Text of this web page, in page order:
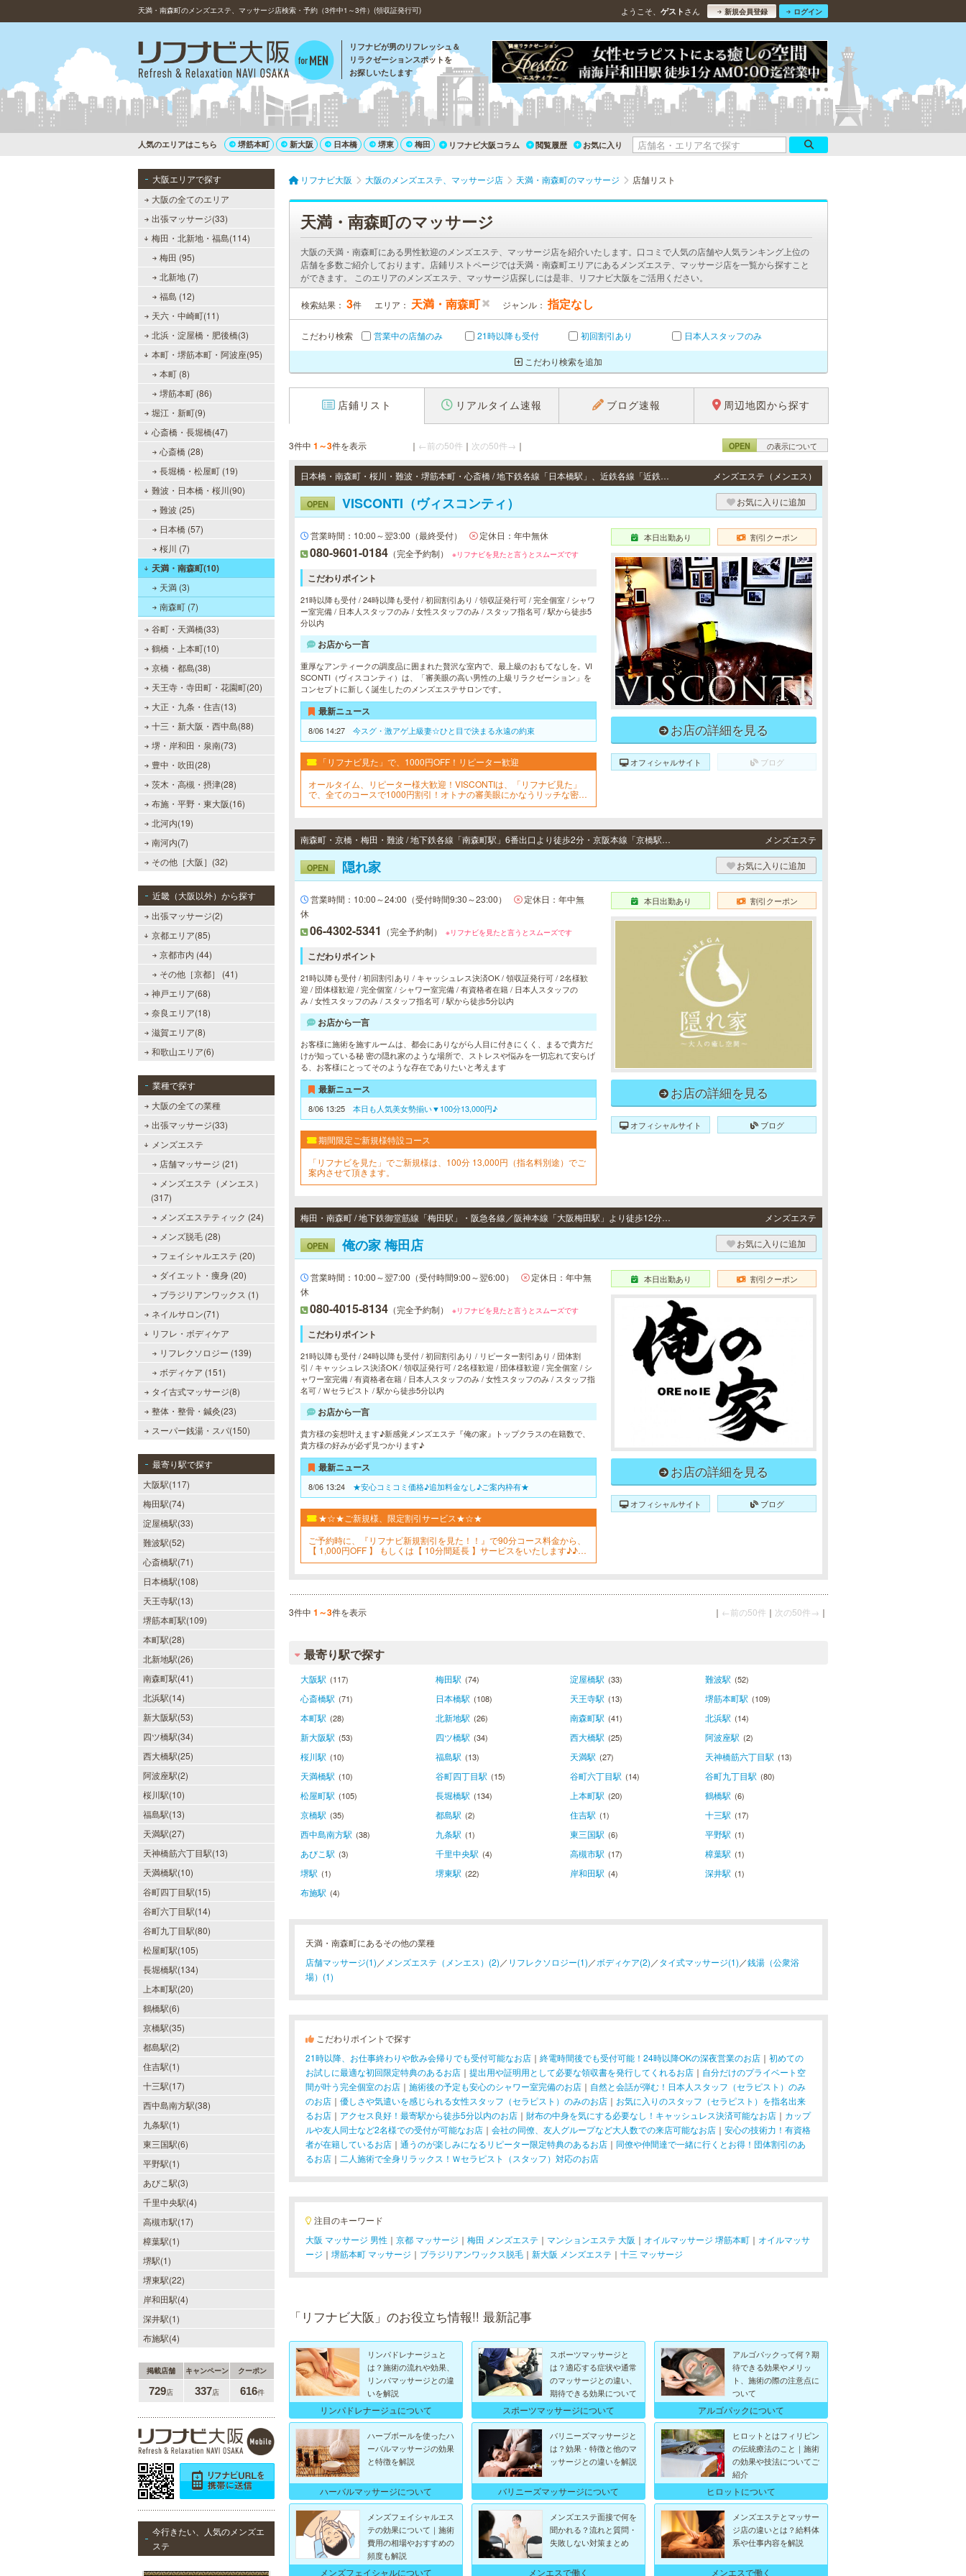
天満・南森町のメンズエステ、マッサージ店検索・予約（3件中1～3件）(領収証発行可) ようこそ、 ゲスト さん 新規会員登録 ログイン
リフナビが男のリフレッシュ＆
リラクゼーションスポットを
お探しいたします
人気のエリアはこちら 堺筋本町 新大阪 日本橋 堺東 梅田 リフナビ大阪コラム 閲覧履歴 お気に入り
大阪エリアで探す
大阪の全てのエリア
出張マッサージ(33)
梅田・北新地・福島(114)
梅田 (95)
北新地 (7)
福島 (12)
天六・中崎町(11)
北浜・淀屋橋・肥後橋(3)
本町・堺筋本町・阿波座(95)
本町 (8)
堺筋本町 (86)
堀江・新町(9)
心斎橋・長堀橋(47)
心斎橋 (28)
長堀橋・松屋町 (19)
難波・日本橋・桜川(90)
難波 (25)
日本橋 (57)
桜川 (7)
天満・南森町(10)
天満 (3)
南森町 (7)
谷町・天満橋(33)
鶴橋・上本町(10)
京橋・都島(38)
天王寺・寺田町・花園町(20)
大正・九条・住吉(13)
十三・新大阪・西中島(88)
堺・岸和田・泉南(73)
豊中・吹田(28)
茨木・高槻・摂津(28)
布施・平野・東大阪(16)
北河内(19)
南河内(7)
その他［大阪］(32)
近畿（大阪以外）から探す
出張マッサージ(2)
京都エリア(85)
京都市内 (44)
その他［京都］ (41)
神戸エリア(68)
奈良エリア(18)
滋賀エリア(8)
和歌山エリア(6)
業種で探す
大阪の全ての業種
出張マッサージ(33)
メンズエステ
店舗マッサージ (21)
メンズエステ（メンエス）
(317)
メンズエステティック (24)
メンズ脱毛 (28)
フェイシャルエステ (20)
ダイエット・痩身 (20)
ブラジリアンワックス (1)
ネイルサロン(71)
リフレ・ボディケア
リフレクソロジー (139)
ボディケア (151)
タイ古式マッサージ(8)
整体・整骨・鍼灸(23)
スーパー銭湯・スパ(150)
最寄り駅で探す
大阪駅(117)
梅田駅(74)
淀屋橋駅(33)
難波駅(52)
心斎橋駅(71)
日本橋駅(108)
天王寺駅(13)
堺筋本町駅(109)
本町駅(28)
北新地駅(26)
南森町駅(41)
北浜駅(14)
新大阪駅(53)
四ツ橋駅(34)
西大橋駅(25)
阿波座駅(2)
桜川駅(10)
福島駅(13)
天満駅(27)
天神橋筋六丁目駅(13)
天満橋駅(10)
谷町四丁目駅(15)
谷町六丁目駅(14)
谷町九丁目駅(80)
松屋町駅(105)
長堀橋駅(134)
上本町駅(20)
鶴橋駅(6)
京橋駅(35)
都島駅(2)
住吉駅(1)
十三駅(17)
西中島南方駅(38)
九条駅(1)
東三国駅(6)
平野駅(1)
あびこ駅(3)
千里中央駅(4)
高槻市駅(17)
樟葉駅(1)
堺駅(1)
堺東駅(22)
岸和田駅(4)
深井駅(1)
布施駅(4)
掲載店舗 キャンペーン クーポン
729店 337店 616件
今行きたい、人気のメンズエ
ステ
DAZZLE（ダズル）
新大阪駅東口徒歩１分！大阪のメン
エス業界の中でも最高クラスのクオ
リティ!!厳選に厳選を重ねたセラピ
ストが何度も何度もトレーニングを
受け実現しました。日々の疲れを解
きほぐす極上のお時間をご堪能くだ
さい。
ヒルガオ
れ、限られた時間の中で、時にプロ
フェッショナルに、時に恋人らしく
大人セラピストの魅力を存分に発揮
します。
僕のママスパ
癒しのお部屋で優しいママが、僕を
うにくつろいで、暖かな母の愛に包
まれて下さい。心身ともの安らぎと
最高の癒しが貴方を待っています。
sirena I（シレーナ）
可愛いが溢れる!!ふたりきりの空間
で厳選セラピストたちが貴方の日頃
の疲れを癒す。洗練の技術とおもて
なしで身も心も満たされる至福の時
間をお楽しみいただけます。
美魔女セラピー 梅田店
リフナビ大阪 大阪のメンズエステ、マッサージ店 天満・南森町のマッサージ 店舗リスト
天満・南森町のマッサージ
大阪の天満・南森町にある男性歓迎のメンズエステ、マッサージ店を紹介いたします。口コミで人気の店舗や人気ランキング上位の
店舗を多数ご紹介しております。店鋪リストページでは天満・南森町エリアにあるメンズエステ、マッサージ店を一覧から探すこと
ができます。 このエリアのメンズエステ、マッサージ店探しには是非、リフナビ大阪をご活用ください。
検索結果： 3件 エリア： 天満・南森町 ジャンル： 指定なし
こだわり検索 営業中の店舗のみ 21時以降も受付 初回割引あり 日本人スタッフのみ
こだわり検索を追加
店鋪リスト リアルタイム速報 ブログ速報 周辺地図から探す
3件中 1～3件を表示 ｜ ←前の50件 ｜ 次の50件→ ｜ OPEN の表示について
日本橋・南森町・桜川・難波・堺筋本町・心斎橋 / 地下鉄各線「日本橋駅」、近鉄各線「近鉄日本橋駅」7番出口より徒歩1分・JR東西線「大阪天満宮駅」より徒歩1分、地下鉄各線「南森町駅」より徒歩3分・地下鉄千日前線・阪神なんば線「桜川駅」より徒歩1分・地下鉄各線・近鉄各線「なんば駅」13番出口より徒歩1分、阪神なんば線「大阪難波駅」13番出口より徒歩1分、南海各線「難波駅」より徒歩4分・大阪メトロ（Osaka Metro）各線「堺筋本町駅」6番出口より徒歩2分・地下鉄各線「心斎橋駅」2番出口より徒歩4分、地下鉄各線「長堀橋駅」2A出口より徒歩4分 メンズエステ（メンエス）
OPEN VISCONTI（ヴィスコンティ） お気に入りに追加
営業時間：10:00～翌3:00（最終受付） 定休日：年中無休
080-9601-0184 （完全予約制） ※リフナビを見たと言うとスムーズです
こだわりポイント
21時以降も受付 / 24時以降も受付 / 初回割引あり / 領収証発行可 / 完全個室 / シャワ
ー室完備 / 日本人スタッフのみ / 女性スタッフのみ / スタッフ指名可 / 駅から徒歩5
分以内
お店から一言
重厚なアンティークの調度品に囲まれた贅沢な室内で、最上級のおもてなしを。VI
SCONTI（ヴィスコンティ）は、「審美眼の高い男性の上級リラクゼーション」を
コンセプトに新しく誕生したのメンズエステサロンです。
最新ニュース
8/06 14:27 今スグ・激アゲ上級妻☆ひと目で決まる永遠の約束
「リフナビ見た」で、1000円OFF！リピーター歓迎
オールタイム、リピーター様大歓迎！VISCONTIは、「リフナビ見た」
で、全てのコースで1000円割引！オトナの審美眼にかなうリッチな密会
のお部屋で、トップセラピストと過ごす最高の癒し。いままでと違った
本日出勤あり 割引クーポン
お店の詳細を見る
オフィシャルサイト ブログ
南森町・京橋・梅田・難波 / 地下鉄各線「南森町駅」6番出口より徒歩2分・京阪本線「京橋駅」京阪片町口より徒歩3分、地下鉄長堀鶴見緑地線「京橋駅」B1出口より徒歩3分、JR各線「京橋駅」北口より西へ徒歩3分・地下鉄谷町線「東梅田駅」より徒歩5分・地下鉄御堂筋線「なんば駅」5番出口より徒歩3分 メンズエステ
OPEN 隠れ家 お気に入りに追加
営業時間：10:00～24:00（受付時間9:30～23:00）
定休日：年中無
休
06-4302-5341 （完全予約制） ※リフナビを見たと言うとスムーズです
こだわりポイント
21時以降も受付 / 初回割引あり / キャッシュレス決済OK / 領収証発行可 / 2名様歓
迎 / 団体様歓迎 / 完全個室 / シャワー室完備 / 有資格者在籍 / 日本人スタッフの
み / 女性スタッフのみ / スタッフ指名可 / 駅から徒歩5分以内
お店から一言
お客様に施術を施すルームは、都会にありながら人目に付きにくく、まるで貴方だ
けが知っている秘 密の隠れ家のような場所で、ストレスや悩みを一切忘れて安らげ
る、お客様にとってそのような存在でありたいと考えます
最新ニュース
8/06 13:25 本日も人気美女勢揃い▼100分13,000円♪
期間限定ご新規様特設コース
「リフナビを見た」でご新規様は、100分 13,000円（指名料別途）でご
案内させて頂きます。
本日出勤あり 割引クーポン
お店の詳細を見る
オフィシャルサイト ブログ
梅田・南森町 / 地下鉄御堂筋線「梅田駅」・阪急各線／阪神本線「大阪梅田駅」より徒歩12分、地下鉄谷町線「東梅田駅」4番出口より徒歩10分、地下鉄各線「南森町駅」1番出口より徒歩10分 メンズエステ
OPEN 俺の家 梅田店 お気に入りに追加
営業時間：10:00～翌7:00（受付時間9:00～翌6:00）
定休日：年中無
休
080-4015-8134 （完全予約制） ※リフナビを見たと言うとスムーズです
こだわりポイント
21時以降も受付 / 24時以降も受付 / 初回割引あり / リピーター割引あり / 団体割
引 / キャッシュレス決済OK / 領収証発行可 / 2名様歓迎 / 団体様歓迎 / 完全個室 / シ
ャワー室完備 / 有資格者在籍 / 日本人スタッフのみ / 女性スタッフのみ / スタッフ指
名可 / Ｗセラピスト / 駅から徒歩5分以内
お店から一言
貴方様の妄想叶えます♪新感覚メンズエステ『俺の家』トップクラスの在籍数で、
貴方様の好みが必ず見つかります♪
最新ニュース
8/06 13:24 ★安心コミコミ価格♪追加料金なし♪ご案内枠有★
★☆★ご新規様、限定割引サービス★☆★
ご予約時に、『リフナビ新規割引を見た！！』で90分コース料金から、
【 1,000円OFF 】 もしくは【 10分間延長 】サービスをいたします♪♪是
非、この機会にご予約を、お待ちしております！！
本日出勤あり 割引クーポン
お店の詳細を見る
オフィシャルサイト ブログ
3件中 1～3件を表示 ｜ ←前の50件 ｜ 次の50件→ ｜
最寄り駅で探す
大阪駅 (117) 梅田駅 (74) 淀屋橋駅 (33) 難波駅 (52)
心斎橋駅 (71) 日本橋駅 (108) 天王寺駅 (13) 堺筋本町駅 (109)
本町駅 (28) 北新地駅 (26) 南森町駅 (41) 北浜駅 (14)
新大阪駅 (53) 四ツ橋駅 (34) 西大橋駅 (25) 阿波座駅 (2)
桜川駅 (10) 福島駅 (13) 天満駅 (27) 天神橋筋六丁目駅 (13)
天満橋駅 (10) 谷町四丁目駅 (15) 谷町六丁目駅 (14) 谷町九丁目駅 (80)
松屋町駅 (105) 長堀橋駅 (134) 上本町駅 (20) 鶴橋駅 (6)
京橋駅 (35) 都島駅 (2) 住吉駅 (1) 十三駅 (17)
西中島南方駅 (38) 九条駅 (1) 東三国駅 (6) 平野駅 (1)
あびこ駅 (3) 千里中央駅 (4) 高槻市駅 (17) 樟葉駅 (1)
堺駅 (1) 堺東駅 (22) 岸和田駅 (4) 深井駅 (1)
布施駅 (4)
天満・南森町にあるその他の業種
店舗マッサージ(1) ／ メンズエステ（メンエス）(2) ／ リフレクソロジー(1) ／ボディケア(2) ／タイ式マッサージ(1) ／銭湯（公衆浴
場）(1)
こだわりポイントで探す
21時以降、お仕事終わりや飲み会帰りでも受付可能なお店 ｜ 終電時間後でも受付可能！24時以降OKの深夜営業のお店 ｜ 初めての
お試しに最適な初回限定特典のあるお店 ｜ 提出用や証明用として必要な領収書を発行してくれるお店 ｜ 自分だけのプライベート空
間が叶う完全個室のお店 ｜ 施術後の予定も安心のシャワー室完備のお店 ｜ 自然と会話が弾む！日本人スタッフ（セラピスト）のみ
のお店 ｜ 優しさや気遣いを感じられる女性スタッフ（セラピスト）のみのお店 ｜ お気に入りのスタッフ（セラピスト）を指名出来
るお店 ｜ アクセス良好！最寄駅から徒歩5分以内のお店 ｜ 財布の中身を気にする必要なし！キャッシュレス決済可能なお店 ｜ カップ
ルや友人同士など2名様での受付が可能なお店 ｜ 会社の同僚、友人グループなど大人数での来店可能なお店 ｜ 安心の技術力！有資格
者が在籍しているお店 ｜ 通うのが楽しみになるリピーター限定特典のあるお店 ｜ 同僚や仲間達で一緒に行くとお得！団体割引のあ
るお店 ｜ 二人施術で全身リラックス！Ｗセラピスト（スタッフ）対応のお店
注目のキーワード
大阪 マッサージ 男性 ｜ 京都 マッサージ ｜ 梅田 メンズエステ ｜ マンションエステ 大阪 ｜ オイルマッサージ 堺筋本町 ｜ オイルマッサ
ージ ｜ 堺筋本町 マッサージ ｜ ブラジリアンワックス脱毛 ｜ 新大阪 メンズエステ ｜ 十三 マッサージ
「リフナビ大阪」のお役立ち情報!! 最新記事
リンパドレナージュと
は？施術の流れや効果、
リンパマッサージとの違
いを解説
リンパドレナージュについて
スポーツマッサージと
は？適応する症状や通常
のマッサージとの違い、
期待できる効果について
スポーツマッサージについて
アルゴパックって何？期
待できる効果やメリッ
ト、施術の際の注意点に
ついて
アルゴパックについて
ハーブボールを使ったハ
ーバルマッサージの効果
と特徴を解説
ハーバルマッサージについて
バリニーズマッサージと
は？効果・特徴と他のマ
ッサージとの違いを解説
バリニーズマッサージについて
ヒロットとはフィリピン
の伝統療法のこと｜施術
の効果や技法についてご
紹介
ヒロットについて
メンズフェイシャルエス
テの効果について｜施術
費用の相場やおすすめの
頻度も解説
メンズフェイシャルについて
メンズエステ面接で何を
聞かれる？流れと質問・
失敗しない対策まとめ
メンエスで働く
メンズエステとマッサー
ジ店の違いとは？給料体
系や仕事内容を解説
メンエスで働く